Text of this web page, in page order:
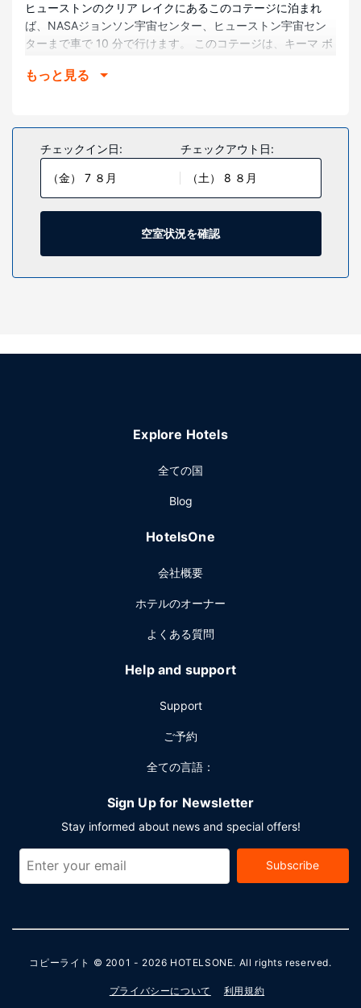
ヒューストンのクリア レイクにあるこのコテージに泊まれ
ば、NASAジョンソン宇宙センター、ヒューストン宇宙セン
ターまで車で 10 分で行けます。 このコテージは、キーマ ボ
学 - クリア レイクまで 4.3 km の場所にあります。
コテージには冷房や暖炉が備わり、快適にお過ごしいただけ
ます。キッチンにはオーブン、コンロ、電子レンジが備わっ
ています。デスクと洗濯機をご利用いただけます。
屋外プールなどのレクリエーション設備のほか、WiFi (無
料)、バーベキューグリルなどの設備をご利用いただけます。
その他の施設
敷地内にはセルフパーキング (無料) が備わっています。
もっと見る
チェックイン日:
（金） 7 ８月
チェックアウト日:
（土） 8 ８月
空室状況を確認
Explore Hotels
全ての国
Blog
HotelsOne
会社概要
ホテルのオーナー
よくある質問
Help and support
Support
ご予約
全ての言語：
Sign Up for Newsletter
Stay informed about news and special offers!
Subscribe
コピーライト © 2001 - 2026 HOTELSONE. All rights reserved.
プライバシーについて 利用規約